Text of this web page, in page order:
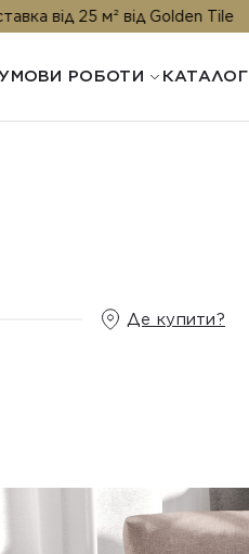
від Golden Tile
РОБОТИ КАТАЛОГ
Де купити?